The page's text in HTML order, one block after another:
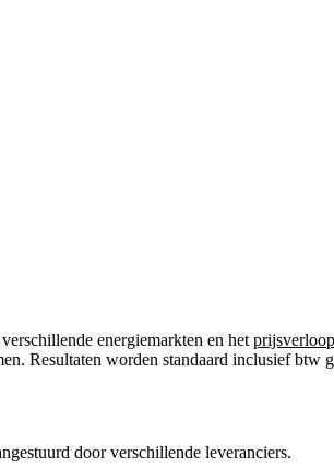
energiemarkten en het prijsverloop
Resultaten worden standaard inclusief btw
door verschillende leveranciers.